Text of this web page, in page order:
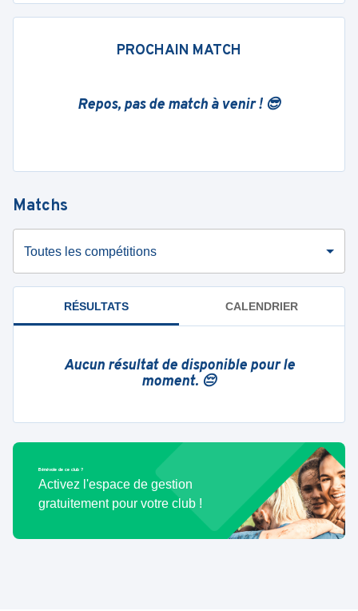
PROCHAIN MATCH
Repos, pas de match à venir ! 😎
Matchs
Toutes les compétitions
RÉSULTATS CALENDRIER
Aucun résultat de disponible pour le
moment. 😔
Bénévole de ce club ?
Activez l'espace de gestion
gratuitement pour votre club !